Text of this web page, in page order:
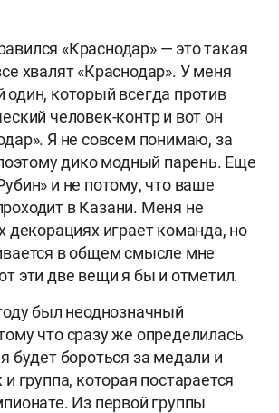
«Краснодар» — это такая
хвалят «Краснодар». У меня
один, который всегда против
человек-контр и вот он
Я не совсем понимаю, за
дико модный парень. Еще
и не потому, что ваше
в Казани. Меня не
декорациях играет команда, но
в общем смысле мне
эти две вещи я бы и отметил.
был неоднозначный
что сразу же определилась
будет бороться за медали и
группа, которая постарается
Из первой группы